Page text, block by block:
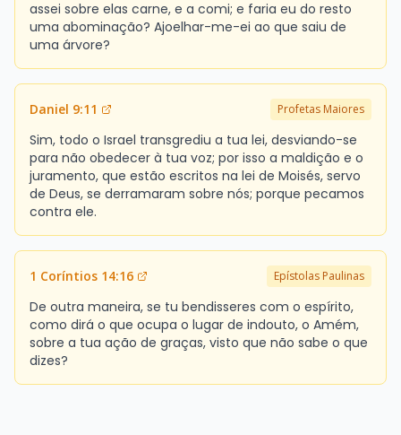
assei sobre elas carne, e a comi; e faria eu do resto
uma abominação? Ajoelhar-me-ei ao que saiu de
uma árvore?
Daniel 9:11 Profetas Maiores
Sim, todo o Israel transgrediu a tua lei, desviando-se
para não obedecer à tua voz; por isso a maldição e o
juramento, que estão escritos na lei de Moisés, servo
de Deus, se derramaram sobre nós; porque pecamos
contra ele.
1 Coríntios 14:16 Epístolas Paulinas
De outra maneira, se tu bendisseres com o espírito,
como dirá o que ocupa o lugar de indouto, o Amém,
sobre a tua ação de graças, visto que não sabe o que
dizes?